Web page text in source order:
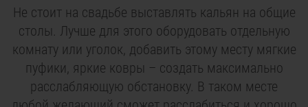
Не стоит на свадьбе выставлять кальян на общие
столы. Лучше для этого оборудовать отдельную
комнату или уголок, добавить этому месту мягкие
пуфики, яркие ковры – создать максимально
расслабляющую обстановку. В таком месте